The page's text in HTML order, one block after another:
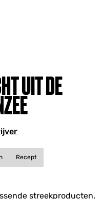
UIT DE
Recept
streekproducten.